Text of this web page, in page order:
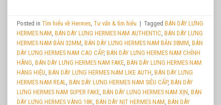
Posted inTìm hiểu về Hermes ,Tư vấn & tìm hiểu | TaggedBÁN DÂY LƯNG
HERMES NAM ,BÁN DÂY LƯNG HERMES NAM AUTHENTIC ,BÁN DÂY LƯNG
HERMES NAM BẢN 32MM ,BÁN DÂY LƯNG HERMES NAM BẢN 38MM ,BÁN
DÂY LƯNG HERMES NAM CAO CẤP,BÁN DÂY LƯNG HERMES NAM CHÍNH
HÃNG ,BÁN DÂY LƯNG HERMES NAM FAKE ,BÁN DÂY LƯNG HERMES NAM
HÀNG HIỆU ,BÁN DÂY LƯNG HERMES NAM LIKE AUTH ,BÁN DÂY LƯNG
HERMES NAM REAL
,BÁN DÂY LƯNG HERMES NAM SIÊU CẤP,BÁN DÂY
LƯNG HERMES NAM SUPER FAKE ,BÁN DÂY LƯNG HERMES NAM XỊN ,BÁN
DÂY LƯNG HERMES VÀNG 18K ,BÁN DÂY NỊT HERMES NAM ,BÁN DÂY